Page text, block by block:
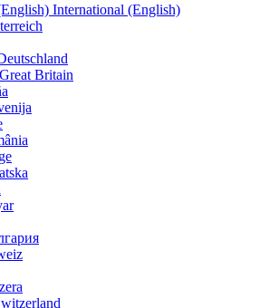
International (English)
Great Britain